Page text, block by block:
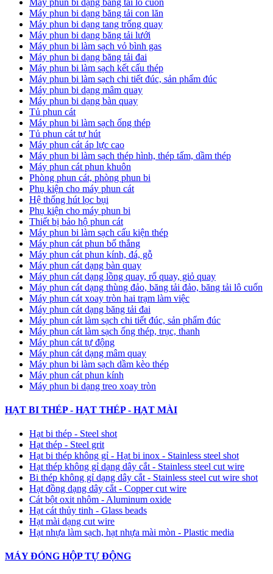
Máy phun bi dạng băng tải con lăn
Máy phun bi dạng tang trống quay
Máy phun bi dạng băng tải lưới
Máy phun bi làm sạch vỏ bình gas
Máy phun bi dạng băng tải đai
Máy phun bi làm sạch kết cấu thép
Máy phun bi làm sạch chi tiết đúc, sản phẩm đúc
Máy phun bi dạng mâm quay
Máy phun bi dạng bàn quay
Tủ phun cát
Máy phun bi làm sạch ống thép
Tủ phun cát tự hút
Máy phun cát áp lực cao
Máy phun bi làm sạch thép hình, thép tấm, dầm thép
Máy phun cát phun khuôn
Phòng phun cát, phòng phun bi
Phụ kiện cho máy phun cát
Hệ thống hút lọc bụi
Phụ kiện cho máy phun bi
Thiết bị bảo hộ phun cát
Máy phun bi làm sạch cấu kiện thép
Máy phun cát phun bố thắng
Máy phun cát phun kính, đá, gỗ
Máy phun cát dạng bàn quay
Máy phun cát dạng lồng quay, rổ quay, giỏ quay
Máy phun cát dạng thùng đảo, băng tải đảo, băng tải lô cuốn
Máy phun cát xoay tròn hai trạm làm việc
Máy phun cát dạng băng tải đai
​Máy phun cát làm sạch chi tiết đúc, sản phẩm đúc
Máy phun cát làm sạch ống thép, trục, thanh
Máy phun cát tự động
​Máy phun cát dạng mâm quay
Máy phun bi làm sạch dầm kèo thép
Máy phun cát phun kính
Máy phun bi dạng treo xoay tròn
HẠT BI THÉP - HẠT THÉP - HẠT MÀI
Hạt bi thép - Steel shot
Hạt thép - Steel grit
Hạt bi thép không gỉ - Hạt bi inox - Stainless steel shot
Hạt thép không gỉ dạng dây cắt - Stainless steel cut wire
Bi thép không gỉ dạng dây cắt - Stainless steel cut wire shot
Hạt đồng dạng dây cắt - Copper cut wire
Cát bột oxit nhôm - Aluminum oxide
Hạt cát thủy tinh - Glass beads
Hạt mài dạng cut wire
Hạt nhựa làm sạch, hạt nhựa mài mòn - Plastic media
MÁY ĐÓNG HỘP TỰ ĐỘNG